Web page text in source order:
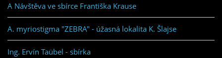
A Návštěva ve sbírce Františka Krause
A. myriostigma "ZEBRA" - úžasná lokalita K. Šlajse
Ing. Ervín Taübel - sbírka